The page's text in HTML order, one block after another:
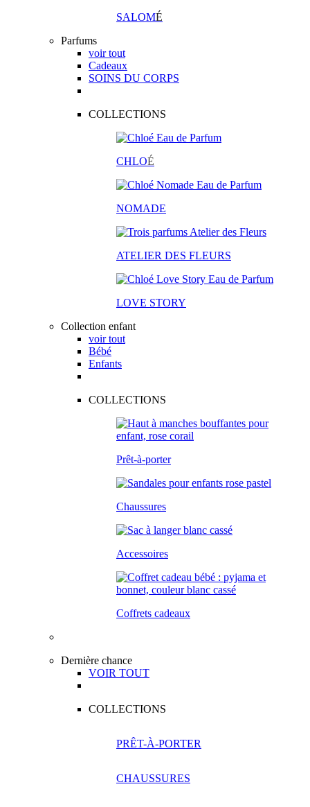
SALOMÉ
Parfums
voir tout
Cadeaux
SOINS DU CORPS
COLLECTIONS
CHLOÉ
NOMADE
ATELIER DES FLEURS
LOVE STORY
Collection enfant
voir tout
Bébé
Enfants
COLLECTIONS
Prêt-à-porter
Chaussures
Accessoires
Coffrets cadeaux
Dernière chance
VOIR TOUT
COLLECTIONS
PRÊT-À-PORTER
CHAUSSURES